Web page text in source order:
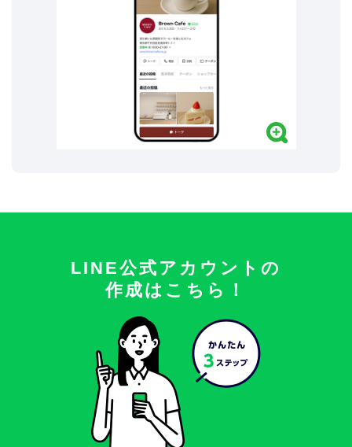
LINE公式アカウントの
作成はこちら！